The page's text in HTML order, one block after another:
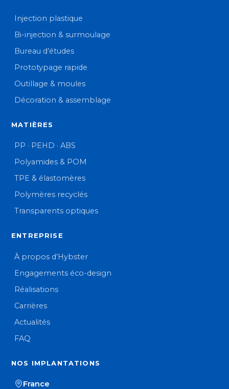
Injection plastique
Bi-injection & surmoulage
Bureau d’études
Prototypage rapide
Outillage & moules
Décoration & assemblage
MATIÈRES
PP · PEHD · ABS
Polyamides & POM
TPE & élastomères
Polymères recyclés
Transparents optiques
ENTREPRISE
À propos d’Hybster
Engagements éco-design
Réalisations
Carrières
Actualités
FAQ
NOS IMPLANTATIONS
France